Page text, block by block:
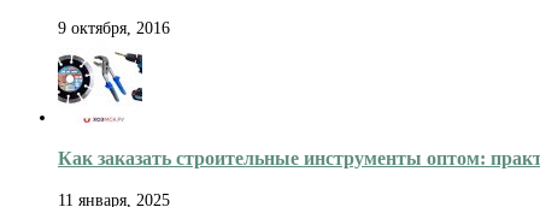
9 октября, 2016
Как заказать строительные инструменты оптом:
11 января, 2025